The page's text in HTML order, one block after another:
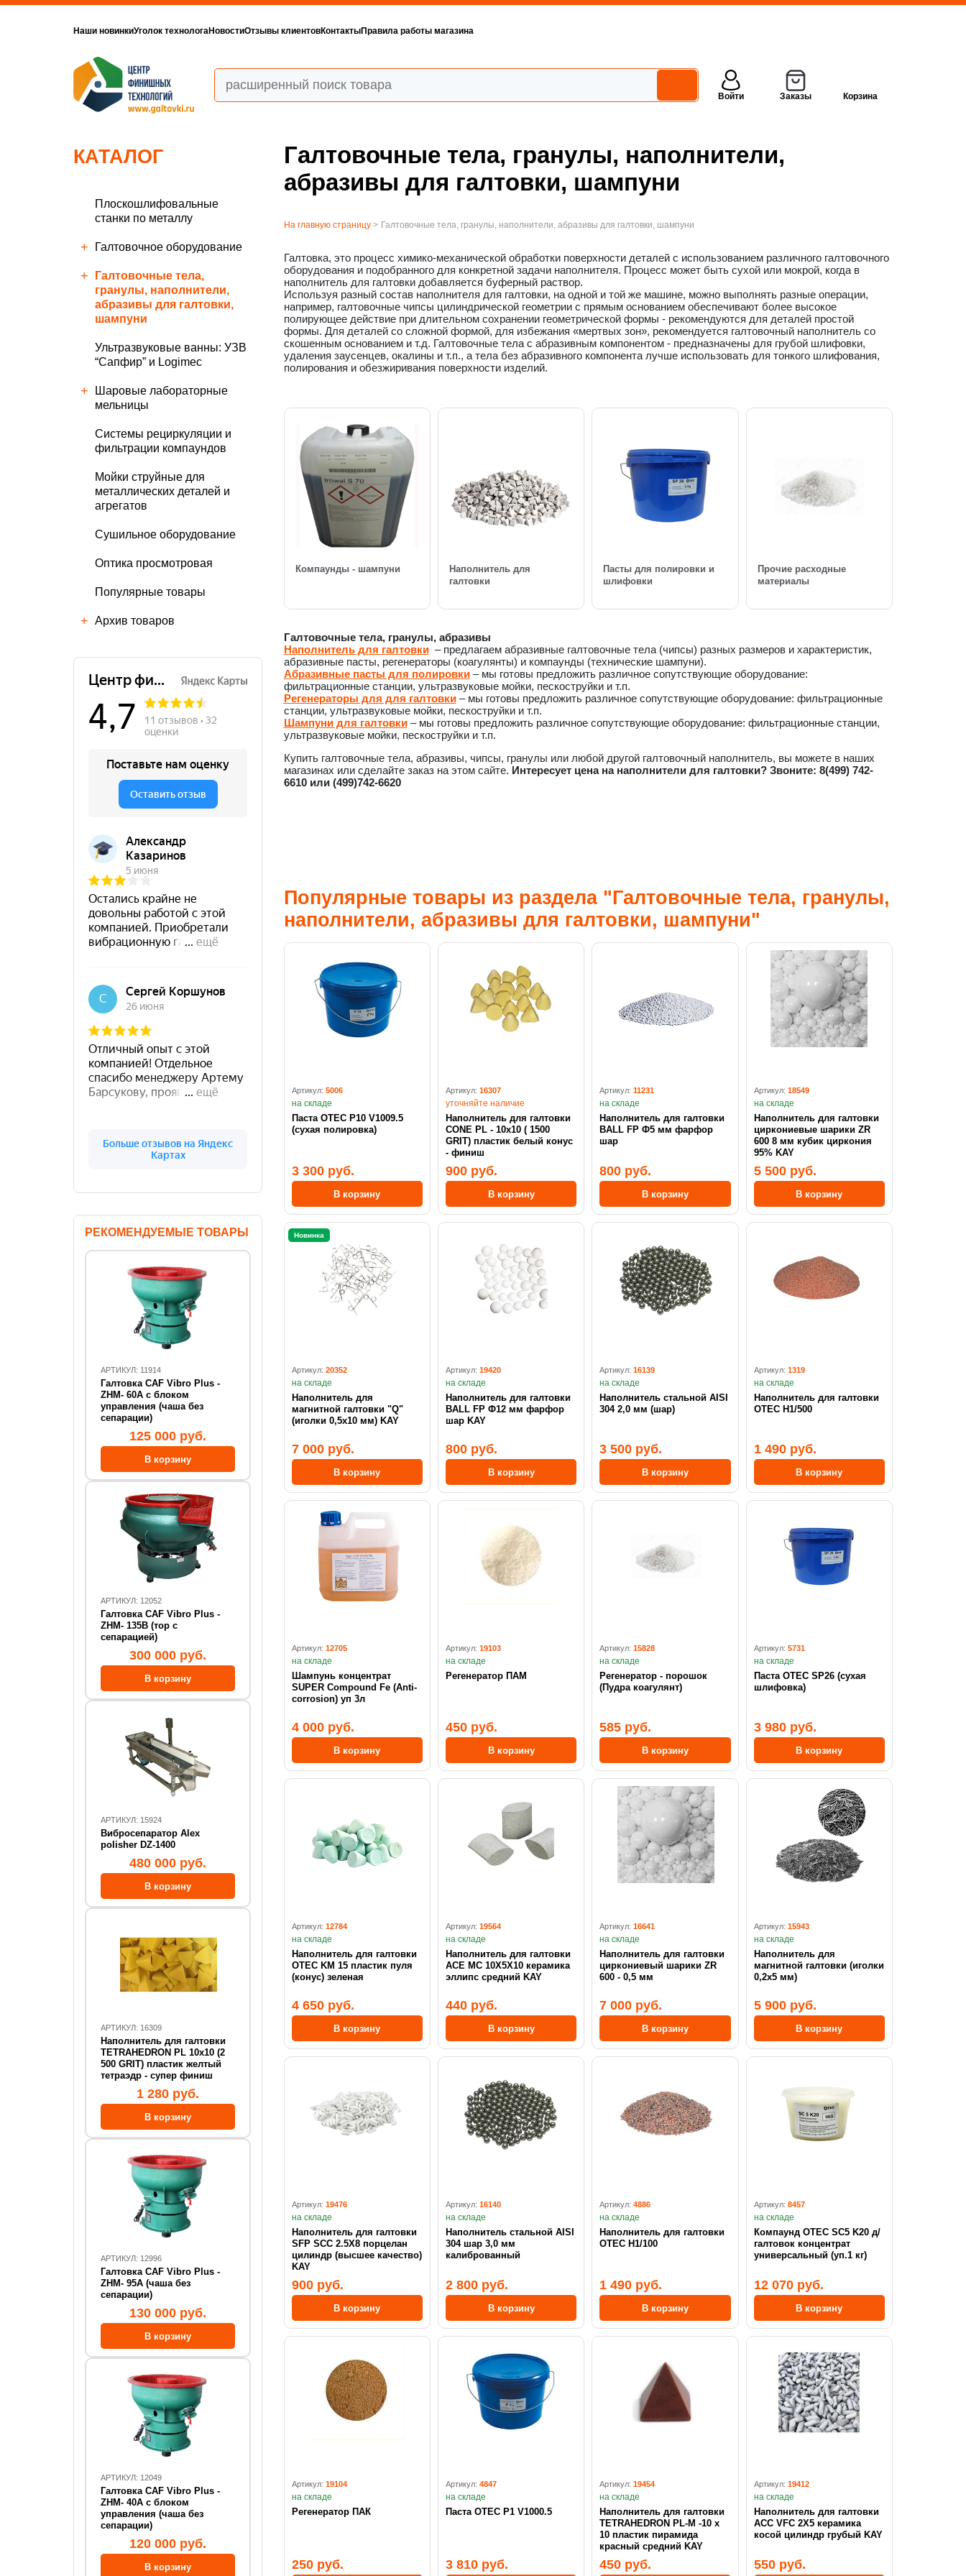
Наши новинкиУголок технологаНовостиОтзывы клиентовКонтактыПравила работы магазина
Войти Заказы Корзина
КАТАЛОГ
Плоскошлифовальные
станки по металлу
Галтовочное оборудование
Галтовочные тела,
гранулы, наполнители,
абразивы для галтовки,
шампуни
Ультразвуковые ванны: УЗВ
“Сапфир” и Logimec
Шаровые лабораторные
мельницы
Cистемы рециркуляции и
фильтрации компаундов
Мойки струйные для
металлических деталей и
агрегатов
Сушильное оборудование
Оптика просмотровая
Популярные товары
Архив товаров
РЕКОМЕНДУЕМЫЕ ТОВАРЫ
АРТИКУЛ: 11914
Галтовка CAF Vibro Plus -
ZHM- 60А с блоком
управления (чаша без
сепарации)
125 000 руб.
АРТИКУЛ: 12052
Галтовка CAF Vibro Plus -
ZHM- 135В (тор с
сепарацией)
300 000 руб.
АРТИКУЛ: 15924
Вибросепаратор Alex
polisher DZ-1400
480 000 руб.
АРТИКУЛ: 16309
Наполнитель для галтовки
TETRAHEDRON PL 10x10 (2
500 GRIT) пластик желтый
тетраэдр - супер финиш
1 280 руб.
АРТИКУЛ: 12996
Галтовка CAF Vibro Plus -
ZHM- 95А (чаша без
сепарации)
130 000 руб.
АРТИКУЛ: 12049
Галтовка CAF Vibro Plus -
ZHM- 40А с блоком
управления (чаша без
сепарации)
120 000 руб.
Галтовочные тела, гранулы, наполнители,
абразивы для галтовки, шампуни
На главную страницу> Галтовочные тела, гранулы, наполнители, абразивы для галтовки, шампуни
Галтовка, это процесс химико-механической обработки поверхности деталей с использованием различного галтовочного
оборудования и подобранного для конкретной задачи наполнителя. Процесс может быть сухой или мокрой, когда в
наполнитель для галтовки добавляется буферный раствор.
Используя разный состав наполнителя для галтовки, на одной и той же машине, можно выполнять разные операции,
например, галтовочные чипсы цилиндрической геометрии с прямым основанием обеспечивают более высокое
полирующее действие при длительном сохранении геометрической формы - рекомендуются для деталей простой
формы. Для деталей со сложной формой, для избежания «мертвых зон», рекомендуется галтовочный наполнитель со
скошенным основанием и т.д. Галтовочные тела с абразивным компонентом - предназначены для грубой шлифовки,
удаления заусенцев, окалины и т.п., а тела без абразивного компонента лучше использовать для тонкого шлифования,
полирования и обезжиривания поверхности изделий.
Компаунды - шампуни
Наполнитель для
галтовки
Пасты для полировки и
шлифовки
Прочие расходные
материалы
Галтовочные тела, гранулы, абразивы
Наполнитель для галтовки – предлагаем абразивные галтовочные тела (чипсы) разных размеров и характеристик,
абразивные пасты, регенераторы (коагулянты) и компаунды (технические шампуни).
Абразивные пасты для полировки– мы готовы предложить различное сопутствующие оборудование:
фильтрационные станции, ультразвуковые мойки, пескоструйки и т.п.
Регенераторы для для галтовки– мы готовы предложить различное сопутствующие оборудование: фильтрационные
станции, ультразвуковые мойки, пескоструйки и т.п.
Шампуни для галтовки– мы готовы предложить различное сопутствующие оборудование: фильтрационные станции,
ультразвуковые мойки, пескоструйки и т.п.
Купить галтовочные тела, абразивы, чипсы, гранулы или любой другой галтовочный наполнитель, вы можете в наших
магазинах или сделайте заказ на этом сайте. Интересует цена на наполнители для галтовки? Звоните: 8(499) 742-
6610 или (499)742-6620
Популярные товары из раздела "Галтовочные тела, гранулы,
наполнители, абразивы для галтовки, шампуни"
Артикул: 5006
на складе
Паста OTEC P10 V1009.5
(сухая полировка)
3 300 руб.
В корзину
Артикул: 16307
уточняйте наличие
Наполнитель для галтовки
CONE PL - 10х10 ( 1500
GRIT) пластик белый конус
- финиш
900 руб.
В корзину
Артикул:11231
на складе
Наполнитель для галтовки
BALL FP Ф5 мм фарфор
шар
800 руб.
В корзину
Артикул: 18549
на складе
Наполнитель для галтовки
циркониевые шарики ZR
600 8 мм кубик циркония
95% KAY
5 500 руб.
В корзину
Новинка
Артикул: 20352
на складе
Наполнитель для
магнитной галтовки "Q"
(иголки 0,5х10 мм) KAY
7 000 руб.
В корзину
Артикул: 19420
на складе
Наполнитель для галтовки
BALL FP Ф12 мм фарфор
шар KAY
800 руб.
В корзину
Артикул:16139
на складе
Наполнитель стальной AISI
304 2,0 мм (шар)
3 500 руб.
В корзину
Артикул: 1319
на складе
Наполнитель для галтовки
OTEC H1/500
1 490 руб.
В корзину
Артикул: 12705
на складе
Шампунь концентрат
SUPER Compound Fe (Anti-
corrosion) уп 3л
4 000 руб.
В корзину
Артикул: 19103
на складе
Регенератор ПАМ
450 руб.
В корзину
Артикул:15828
на складе
Регенератор - порошок
(Пудра коагулянт)
585 руб.
В корзину
Артикул: 5731
на складе
Паста OTEC SP26 (сухая
шлифовка)
3 980 руб.
В корзину
Артикул: 12784
на складе
Наполнитель для галтовки
OTEC KM 15 пластик пуля
(конус) зеленая
4 650 руб.
В корзину
Артикул: 19564
на складе
Наполнитель для галтовки
ACE MC 10X5X10 керамика
эллипс средний KAY
440 руб.
В корзину
Артикул:16641
на складе
Наполнитель для галтовки
циркониевый шарики ZR
600 - 0,5 мм
7 000 руб.
В корзину
Артикул: 15943
на складе
Наполнитель для
магнитной галтовки (иголки
0,2х5 мм)
5 900 руб.
В корзину
Артикул: 19476
на складе
Наполнитель для галтовки
SFP SCC 2.5X8 порцелан
цилиндр (высшее качество)
KAY
900 руб.
В корзину
Артикул: 16140
на складе
Наполнитель стальной AISI
304 шар 3,0 мм
калиброванный
2 800 руб.
В корзину
Артикул:4886
на складе
Наполнитель для галтовки
OTEC H1/100
1 490 руб.
В корзину
Артикул: 8457
на складе
Компаунд OTEC SC5 K20 д/
галтовок концентрат
универсальный (уп.1 кг)
12 070 руб.
В корзину
Артикул: 19104
на складе
Регенератор ПАК
250 руб.
Артикул: 4847
на складе
Паста OTEC P1 V1000.5
3 810 руб.
Артикул:19454
на складе
Наполнитель для галтовки
TETRAHEDRON PL-M -10 x
10 пластик пирамида
красный средний KAY
450 руб.
Артикул: 19412
на складе
Наполнитель для галтовки
ACC VFC 2X5 керамика
косой цилиндр грубый KAY
550 руб.